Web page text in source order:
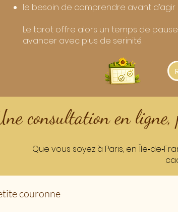
le besoin de comprendre avant d’agir
Le tarot offre alors un temps de
avancer avec plus de serinité.
consultation en ligne,
Que vous soyez à Paris, en
couronne